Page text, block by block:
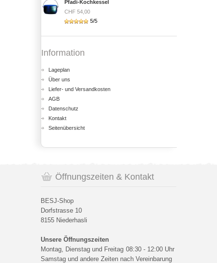
Pfadi-Kochkessel
CHF 54,00
5/5
Information
Lageplan
Über uns
Liefer- und Versandkosten
AGB
Datenschutz
Kontakt
Seitenübersicht
Öffnungszeiten & Kontakt
BESJ-Shop
Dorfstrasse 10
8155 Niederhasli
Unsere Öffnungszeiten
Montag, Dienstag und Freitag 08:30 - 12:00 Uhr
Samstag und andere Zeiten nach Vereinbarung